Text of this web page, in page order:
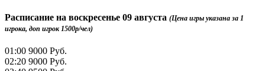
Расписание на воскресенье 09 августа (Цена игры указана за 1
игрока, доп игрок 1500р/чел)
01:00 9000 Руб.
02:20 9000 Руб.